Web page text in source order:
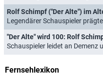
Rolf Schimpf ("Der Alte") im
Legendärer Schauspieler prägte
"Der Alte" wird 100: Rolf
Schauspieler leidet an Demenz
Fernsehlexikon